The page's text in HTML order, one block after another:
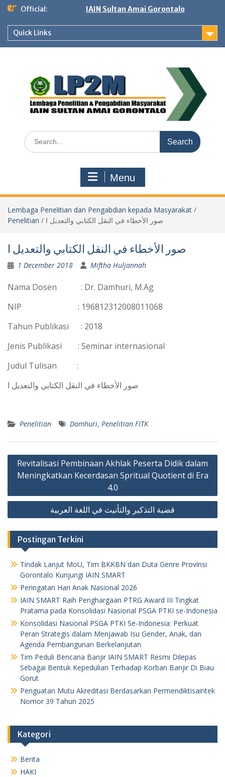
Skip
content
Official: IAIN Sultan Amai Gorontalo
Quick Links
Search
for:
Menu
Lembaga Penelitian dan Pengabdian kepada Masyarakat /
Penelitian / صور الأخطاء في النقل الكتابي والتعديل ا
صور الأخطاء في النقل الكتابي والتعديل ا
1 December 2018 Miftha Huljannah
Nama Dosen : Dr. Damhuri, M.Ag
NIP : 196812312008011068
Tahun Publikasi : 2018
Jenis Publikasi : Seminar internasional
Judul Tulisan :
صور الأخطاء في النقل الكتابي والتعديل ا
Penelitian Damhuri, Penelitian FITK
Post
navigation
Revitalisasi Pembinaan Akhlak Peserta Didik dalam
Meningkatkan Kecerdasan Spritual Quotient di Era
4.0
قضية التذكير والتأنيث في اللغة العربية
Postingan Terkini
Tindak Lanjut MoU, Tim BKKBN dan Duta Genre Provinsi
Gorontalo Kunjungi IAIN SMART
Peringatan Hari Anak Nasional 2026
IAIN SMART Raih Penghargaan PTRG Award III Tingkat
Pratama pada Konsolidasi Nasional PSGA PTKI se-Indonesia
Konsolidasi Nasional PSGA PTKI Se-Indonesia: Perkuat
Peran Strategis dalam Menjawab Isu Gender, Anak, dan
Agenda Pembangunan Berkelanjutan
Tim Peduli Bencana Banjir IAIN SMART Resmi Dilepas
Sebagai Bentuk Kepedulian Terhadap Korban Banjir Di Biau
Gorut
Penguatan Mutu Akreditasi Berdasarkan Permendiktisaintek
Nomor 39 Tahun 2025
Kategori
Berita
HAKI